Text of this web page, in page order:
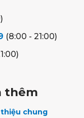
(8:00 - 21:00)
thêm
thiệu chung